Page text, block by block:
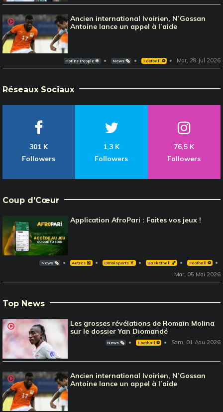
Ancien international Ivoirien, N’Gossan
Antoine lance un appel à l’aide
Potins People 🌟 News 🗞️ Football ⚽️ Mar, 28 Jul 2026
Réseaux Sociaux
301 K
Followers
1,3 K
Followers
76,5 K
Followers
Coup d'Cœur
Application AfroPari : Faites vos jeux !
News 🗞️ Autres 🎽 Omnisports 🏅 Basketball 🏀 Football ⚽️
Mar, 05 Mai 2026
Top News
Les grosses révélations de Romain Molina
sur le dossier Yan Diomandé
News 🗞️ Football ⚽️ Sam, 01 Aou 2026
Ancien international Ivoirien, N’Gossan
Antoine lance un appel à l’aide